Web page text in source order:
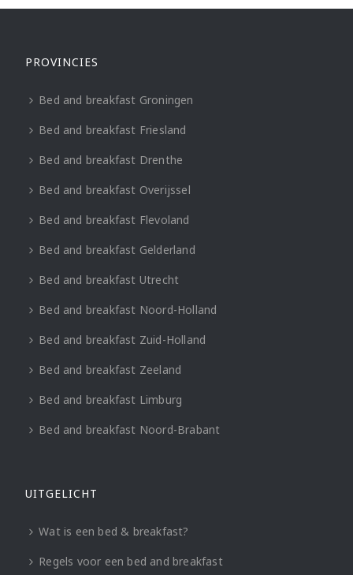
PROVINCIES
Bed and breakfast Groningen
Bed and breakfast Friesland
Bed and breakfast Drenthe
Bed and breakfast Overijssel
Bed and breakfast Flevoland
Bed and breakfast Gelderland
Bed and breakfast Utrecht
Bed and breakfast Noord-Holland
Bed and breakfast Zuid-Holland
Bed and breakfast Zeeland
Bed and breakfast Limburg
Bed and breakfast Noord-Brabant
UITGELICHT
Wat is een bed & breakfast?
Regels voor een bed and breakfast